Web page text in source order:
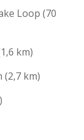
Loop (70
km)
(2,7 km)